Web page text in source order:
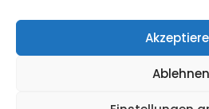
Ablehnen